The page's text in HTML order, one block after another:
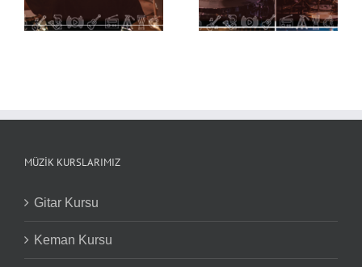
Nüansları
MÜZIK KURSLARIMIZ
Gitar Kursu
Keman Kursu